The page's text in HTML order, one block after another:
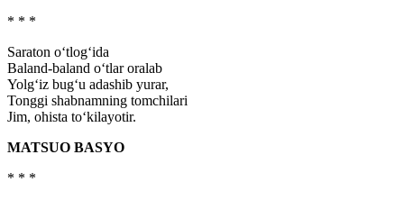
* * *
Saraton o‘tlog‘ida
Baland-baland o‘tlar oralab
Yolg‘iz bug‘u adashib yurar,
Tonggi shabnamning tomchilari
Jim, ohista to‘kilayotir.
MATSUO BASYO
* * *